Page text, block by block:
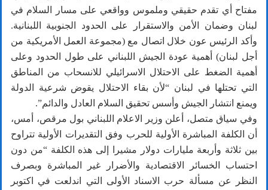
مفتاح أي تقدم حقيقي وملموس وواقعي على مسار السلام في
لبنان وضمان الأمن والاستقرار على الحدود الجنوبية اللبنانية.
وأكد الرئيس عون خلال اتصال مع (مجموعة العمل الأمريكية من
أجل لبنان) أهمية عودة الجيش اللبناني على طول الحدود وعلى
أهمية الضغط على الاحتلال الاسرائيلي للانسحاب من المناطق
التي تحتلها في لبنان “لأن بقاء الاحتلال يقوض شرعية الدولة
ويمنع انتشار الجيش وأسس تحقيق السلام العادل والدائم”.
وفي سياق متصل، أعلن وزير الاعلام اللبناني بول مرقص، أمس،
أن الكلفة المباشرة الأولية للحرب وفق التقديرات الأولية تتراوح
بين ثلاثة وأربعة مليارات دولار مشيرا إلى هذه الكلفة “من دون
احتساب الخسائر الاقتصادية والأضرار غير المباشرة وبصرف
النظر عن مسألة حرب الاسناد الأولى التي اندلعت في اكتوبر